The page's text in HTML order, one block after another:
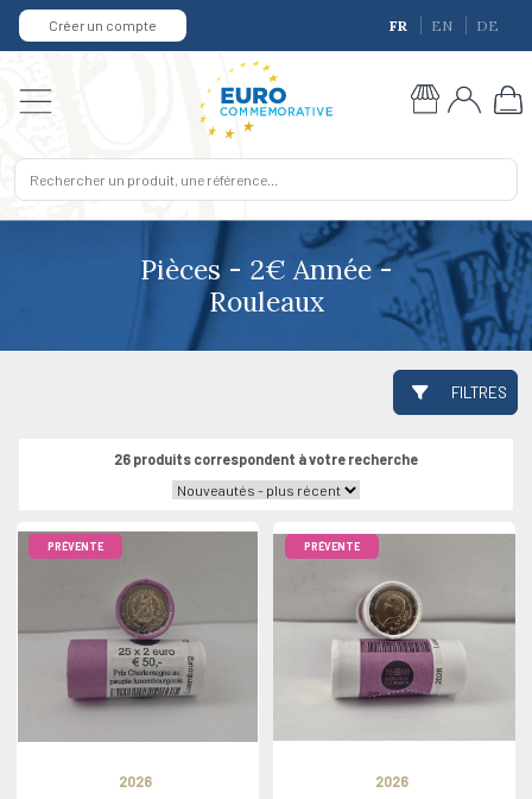
Créer un compte FR EN DE
Pièces - 2€ Année -
Rouleaux
FILTRES
26 produits correspondent à votre recherche
PRÉVENTE
2026
PRÉVENTE
2026